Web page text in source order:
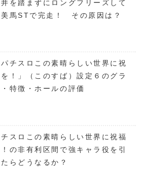
を踏まずにロングフリーズして
馬STで完走！ その原因は？
パチスロこの素晴らしい世界に祝
！」（このすば）設定６のグラ
特徴・ホールの評価
スロこの素晴らしい世界に祝福
の非有利区間で強キャラ役を引
らどうなるか？